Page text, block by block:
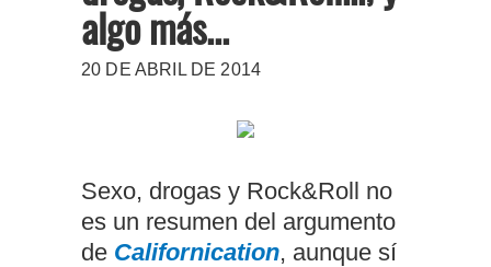
algo más...
20 DE ABRIL DE 2014
Sexo, drogas y Rock&Roll no
es un resumen del argumento
de Californication, aunque sí